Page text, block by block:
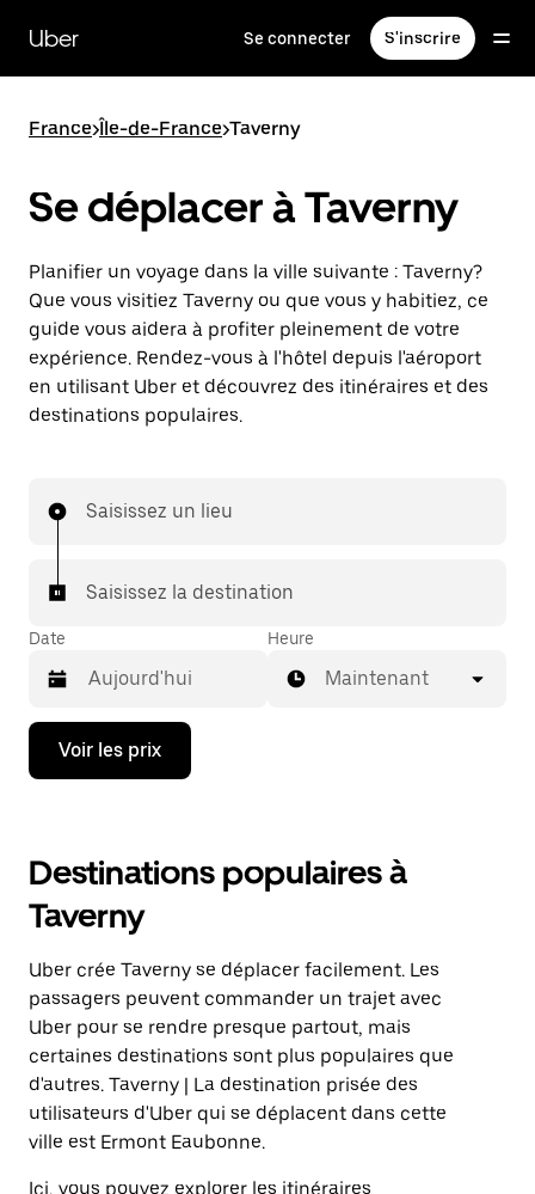
contenu
principal
Uber Se connecter S'inscrire
France>Île-de-France>Taverny
Se déplacer à Taverny
Planifier un voyage dans la ville suivante : Taverny?
Que vous visitiez Taverny ou que vous y habitiez, ce
guide vous aidera à profiter pleinement de votre
expérience. Rendez-vous à l'hôtel depuis l'aéroport
en utilisant Uber et découvrez des itinéraires et des
destinations populaires.
Saisissez un lieu
Saisissez la destination
Date
Appuyez
la
bas
pour
ouvrir
le
et
sélectionner
une
date.
Appuyez
sur
la
touche
Échap
fermer
Heure
Maintenant
Voir les prix
Destinations populaires à
Taverny
Uber crée Taverny se déplacer facilement. Les
passagers peuvent commander un trajet avec
Uber pour se rendre presque partout, mais
certaines destinations sont plus populaires que
d'autres. Taverny | La destination prisée des
utilisateurs d'Uber qui se déplacent dans cette
ville est Ermont Eaubonne.
Ici, vous pouvez explorer les itinéraires